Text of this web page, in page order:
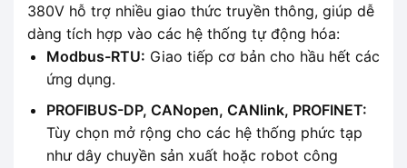
380V hỗ trợ nhiều giao thức truyền thông, giúp dễ
dàng tích hợp vào các hệ thống tự động hóa:
Modbus-RTU: Giao tiếp cơ bản cho hầu hết các
ứng dụng.
PROFIBUS-DP, CANopen, CANlink, PROFINET:
Tùy chọn mở rộng cho các hệ thống phức tạp
như dây chuyền sản xuất hoặc robot công